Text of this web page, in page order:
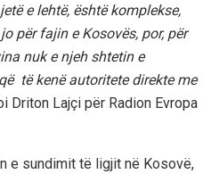
e lehtë, është komplekse,
për fajin e Kosovës, por, për
nuk e njeh shtetin e
të kenë autoritete direkte me
Driton Lajçi për Radion Evropa
e sundimit të ligjit në Kosovë,